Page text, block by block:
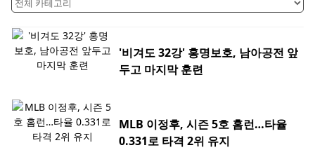
'비겨도 32강' 홍명보호, 남아공전 앞
두고 마지막 훈련
MLB 이정후, 시즌 5호 홈런…타율
0.331로 타격 2위 유지